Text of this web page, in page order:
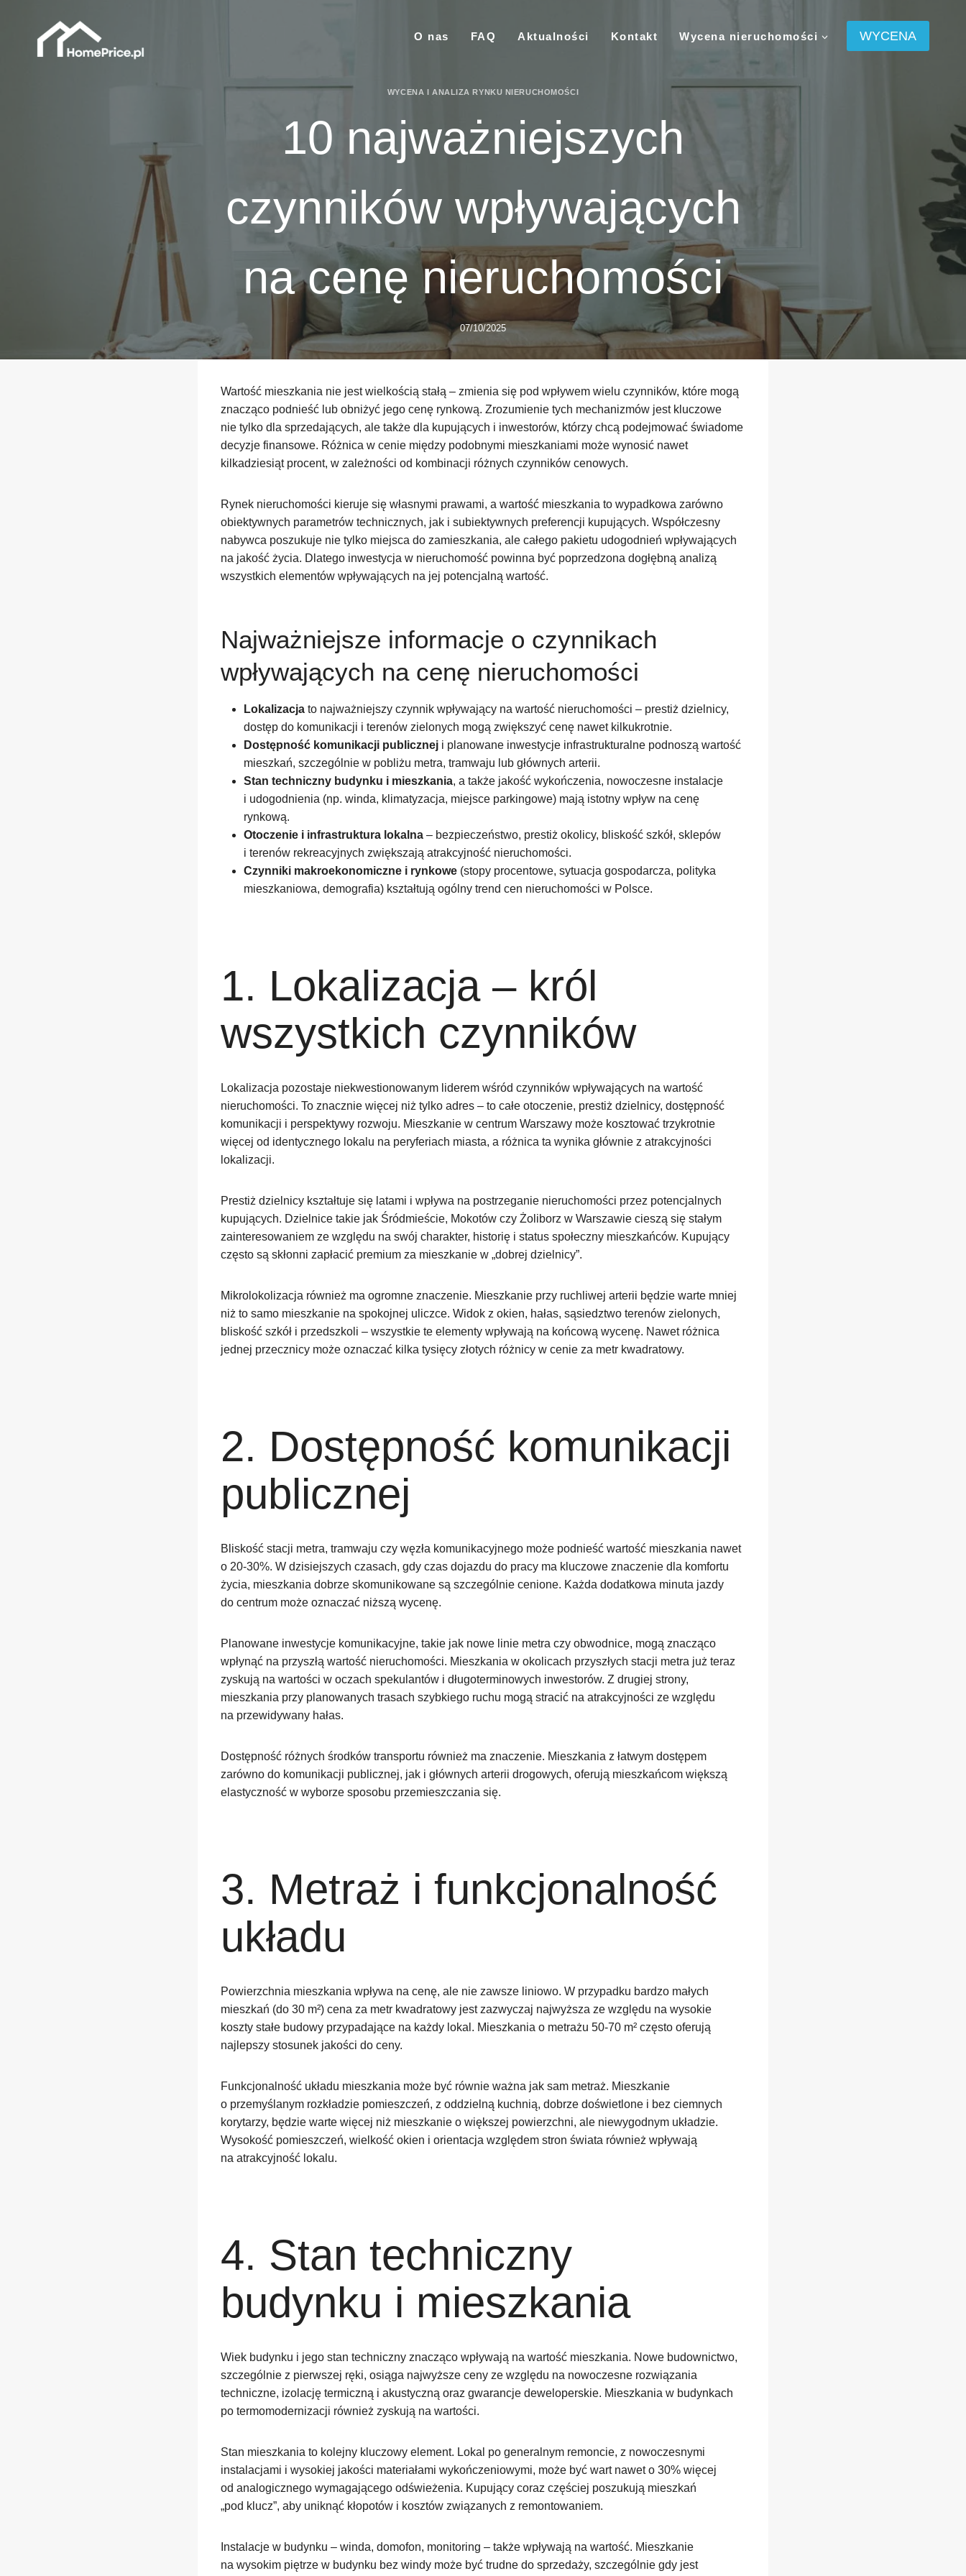
O nas FAQ Aktualności Kontakt Wycena nieruchomości WYCENA
WYCENA I ANALIZA RYNKU NIERUCHOMOŚCI
10 najważniejszych
czynników wpływających
na cenę nieruchomości
07/10/2025
Wartość mieszkania nie jest wielkością stałą – zmienia się pod wpływem wielu czynników, które mogą
znacząco podnieść lub obniżyć jego cenę rynkową. Zrozumienie tych mechanizmów jest kluczowe
nie tylko dla sprzedających, ale także dla kupujących i inwestorów, którzy chcą podejmować świadome
decyzje finansowe. Różnica w cenie między podobnymi mieszkaniami może wynosić nawet
kilkadziesiąt procent, w zależności od kombinacji różnych czynników cenowych.
Rynek nieruchomości kieruje się własnymi prawami, a wartość mieszkania to wypadkowa zarówno
obiektywnych parametrów technicznych, jak i subiektywnych preferencji kupujących. Współczesny
nabywca poszukuje nie tylko miejsca do zamieszkania, ale całego pakietu udogodnień wpływających
na jakość życia. Dlatego inwestycja w nieruchomość powinna być poprzedzona dogłębną analizą
wszystkich elementów wpływających na jej potencjalną wartość.
Najważniejsze informacje o czynnikach
wpływających na cenę nieruchomości
Lokalizacja to najważniejszy czynnik wpływający na wartość nieruchomości – prestiż dzielnicy,
dostęp do komunikacji i terenów zielonych mogą zwiększyć cenę nawet kilkukrotnie.
Dostępność komunikacji publicznej i planowane inwestycje infrastrukturalne podnoszą wartość
mieszkań, szczególnie w pobliżu metra, tramwaju lub głównych arterii.
Stan techniczny budynku i mieszkania, a także jakość wykończenia, nowoczesne instalacje
i udogodnienia (np. winda, klimatyzacja, miejsce parkingowe) mają istotny wpływ na cenę
rynkową.
Otoczenie i infrastruktura lokalna – bezpieczeństwo, prestiż okolicy, bliskość szkół, sklepów
i terenów rekreacyjnych zwiększają atrakcyjność nieruchomości.
Czynniki makroekonomiczne i rynkowe (stopy procentowe, sytuacja gospodarcza, polityka
mieszkaniowa, demografia) kształtują ogólny trend cen nieruchomości w Polsce.
1. Lokalizacja – król
wszystkich czynników
Lokalizacja pozostaje niekwestionowanym liderem wśród czynników wpływających na wartość
nieruchomości. To znacznie więcej niż tylko adres – to całe otoczenie, prestiż dzielnicy, dostępność
komunikacji i perspektywy rozwoju. Mieszkanie w centrum Warszawy może kosztować trzykrotnie
więcej od identycznego lokalu na peryferiach miasta, a różnica ta wynika głównie z atrakcyjności
lokalizacji.
Prestiż dzielnicy kształtuje się latami i wpływa na postrzeganie nieruchomości przez potencjalnych
kupujących. Dzielnice takie jak Śródmieście, Mokotów czy Żoliborz w Warszawie cieszą się stałym
zainteresowaniem ze względu na swój charakter, historię i status społeczny mieszkańców. Kupujący
często są skłonni zapłacić premium za mieszkanie w „dobrej dzielnicy”.
Mikrolokolizacja również ma ogromne znaczenie. Mieszkanie przy ruchliwej arterii będzie warte mniej
niż to samo mieszkanie na spokojnej uliczce. Widok z okien, hałas, sąsiedztwo terenów zielonych,
bliskość szkół i przedszkoli – wszystkie te elementy wpływają na końcową wycenę. Nawet różnica
jednej przecznicy może oznaczać kilka tysięcy złotych różnicy w cenie za metr kwadratowy.
2. Dostępność komunikacji
publicznej
Bliskość stacji metra, tramwaju czy węzła komunikacyjnego może podnieść wartość mieszkania nawet
o 20-30%. W dzisiejszych czasach, gdy czas dojazdu do pracy ma kluczowe znaczenie dla komfortu
życia, mieszkania dobrze skomunikowane są szczególnie cenione. Każda dodatkowa minuta jazdy
do centrum może oznaczać niższą wycenę.
Planowane inwestycje komunikacyjne, takie jak nowe linie metra czy obwodnice, mogą znacząco
wpłynąć na przyszłą wartość nieruchomości. Mieszkania w okolicach przyszłych stacji metra już teraz
zyskują na wartości w oczach spekulantów i długoterminowych inwestorów. Z drugiej strony,
mieszkania przy planowanych trasach szybkiego ruchu mogą stracić na atrakcyjności ze względu
na przewidywany hałas.
Dostępność różnych środków transportu również ma znaczenie. Mieszkania z łatwym dostępem
zarówno do komunikacji publicznej, jak i głównych arterii drogowych, oferują mieszkańcom większą
elastyczność w wyborze sposobu przemieszczania się.
3. Metraż i funkcjonalność
układu
Powierzchnia mieszkania wpływa na cenę, ale nie zawsze liniowo. W przypadku bardzo małych
mieszkań (do 30 m²) cena za metr kwadratowy jest zazwyczaj najwyższa ze względu na wysokie
koszty stałe budowy przypadające na każdy lokal. Mieszkania o metrażu 50-70 m² często oferują
najlepszy stosunek jakości do ceny.
Funkcjonalność układu mieszkania może być równie ważna jak sam metraż. Mieszkanie
o przemyślanym rozkładzie pomieszczeń, z oddzielną kuchnią, dobrze doświetlone i bez ciemnych
korytarzy, będzie warte więcej niż mieszkanie o większej powierzchni, ale niewygodnym układzie.
Wysokość pomieszczeń, wielkość okien i orientacja względem stron świata również wpływają
na atrakcyjność lokalu.
4. Stan techniczny
budynku i mieszkania
Wiek budynku i jego stan techniczny znacząco wpływają na wartość mieszkania. Nowe budownictwo,
szczególnie z pierwszej ręki, osiąga najwyższe ceny ze względu na nowoczesne rozwiązania
techniczne, izolację termiczną i akustyczną oraz gwarancje deweloperskie. Mieszkania w budynkach
po termomodernizacji również zyskują na wartości.
Stan mieszkania to kolejny kluczowy element. Lokal po generalnym remoncie, z nowoczesnymi
instalacjami i wysokiej jakości materiałami wykończeniowymi, może być wart nawet o 30% więcej
od analogicznego wymagającego odświeżenia. Kupujący coraz częściej poszukują mieszkań
„pod klucz”, aby uniknąć kłopotów i kosztów związanych z remontowaniem.
Instalacje w budynku – winda, domofon, monitoring – także wpływają na wartość. Mieszkanie
na wysokim piętrze w budynku bez windy może być trudne do sprzedaży, szczególnie gdy jest